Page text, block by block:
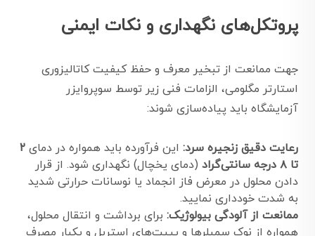
پروتکل‌های نگهداری و نکات ایمنی
جهت ممانعت از تبخیر معرف و حفظ کیفیت کاتالیزوری
استارتر مگلومی، الزامات فنی زیر توسط سوپروایزر
آزمایشگاه باید پیاده‌سازی شوند:
رعایت دقیق زنجیره سرد: این فرآورده باید همواره در دمای ۲
تا ۸ درجه سانتی‌گراد
(دمای یخچال) نگهداری شود. از قرار
دادن محلول در معرض فاز انجماد یا نوسانات حرارتی شدید
به شدت خودداری نمایید.
ممانعت از آلودگی بیولوژیک: برای برداشت و انتقال محلول،
همواره از نوک سمپلرها و پیپت‌های استریل و یکبار مصرف